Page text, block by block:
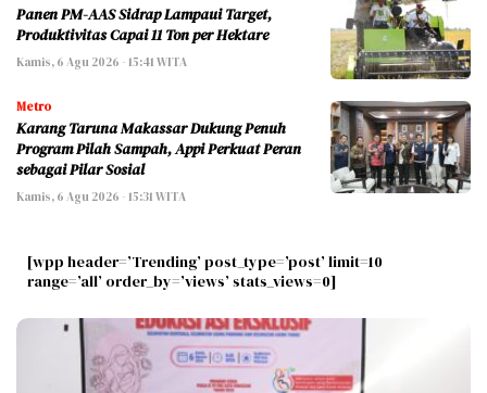
Panen PM-AAS Sidrap Lampaui Target,
Produktivitas Capai 11 Ton per Hektare
Kamis, 6 Agu 2026 - 15:41 WITA
Metro
Karang Taruna Makassar Dukung Penuh
Program Pilah Sampah, Appi Perkuat Peran
sebagai Pilar Sosial
Kamis, 6 Agu 2026 - 15:31 WITA
[wpp header=’Trending’ post_type=’post’ limit=10
range=’all’ order_by=’views’ stats_views=0]